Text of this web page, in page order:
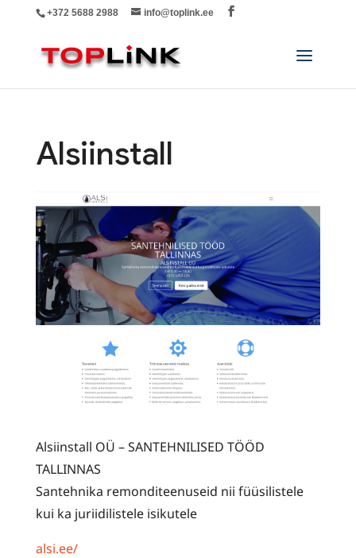
+372 5688 2988 info@toplink.ee
Alsiinstall
Alsiinstall OÜ – SANTEHNILISED TÖÖD
TALLINNAS
Santehnika remonditeenuseid nii füüsilistele
kui ka juriidilistele isikutele
alsi.ee/